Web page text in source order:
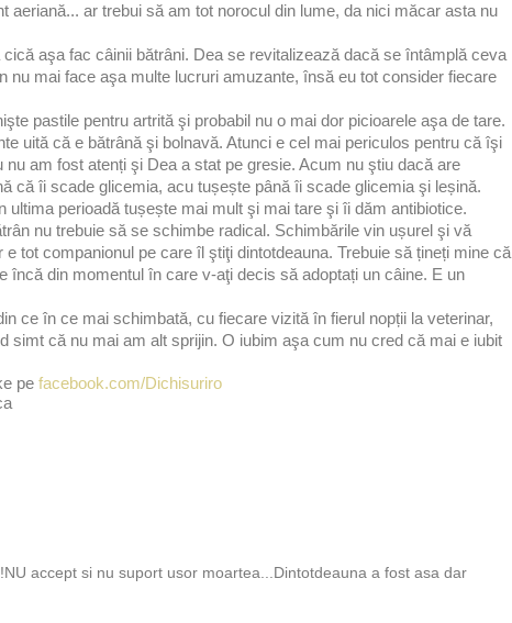
ar trebui să am tot norocul din lume, da nici măcar asta nu
aşa fac câinii bătrâni. Dea se revitalizează dacă se întâmplă ceva
mai face aşa multe lucruri amuzante, însă eu tot consider fiecare
pastile pentru artrită şi probabil nu o mai dor picioarele aşa de tare.
uită că e bătrână şi bolnavă. Atunci e cel mai periculos pentru că îşi
am fost atenți şi Dea a stat pe gresie. Acum nu ştiu dacă are
că îi scade glicemia, acu tușește până îi scade glicemia şi leșină.
perioadă tușește mai mult şi mai tare şi îi dăm antibiotice.
nu trebuie să se schimbe radical. Schimbările vin ușurel şi vă
tot companionul pe care îl ştiţi dintotdeauna. Trebuie să țineți mine că
încă din momentul în care v-aţi decis să adoptați un câine. E un
ce în ce mai schimbată, cu fiecare vizită în fierul nopții la veterinar,
simt că nu mai am alt sprijin. O iubim aşa cum nu cred că mai e iubit
pe facebook.com/Dichisuriro
accept si nu suport usor moartea...Dintotdeauna a fost asa dar